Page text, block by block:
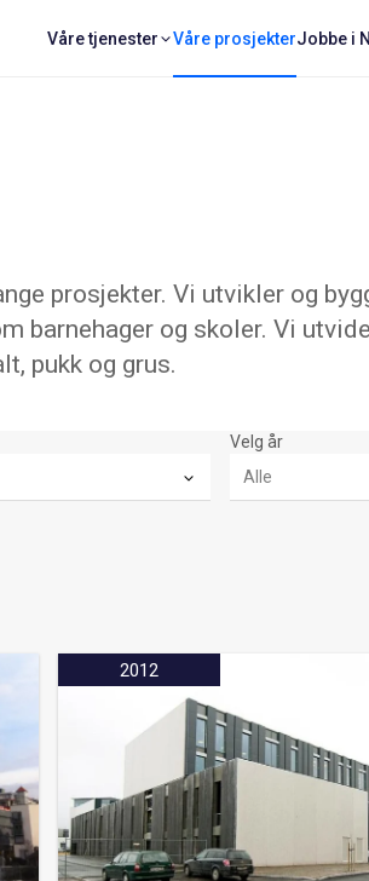
Våre tjenester Våre prosjekterJobbe i
prosjekter. Vi utvikler og
barnehager og skoler. Vi
pukk og grus.
Velg år
2012